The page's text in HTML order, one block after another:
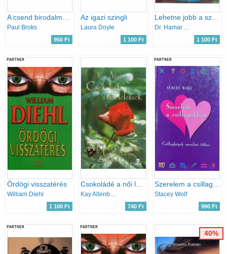
Paul Broks
950 Ft
Az igazi szingli
Laura Doyle
1 100 Ft
Lehetne jobb a szex mindkettőnknek?
1 100 Ft
PARTNER
Ördögi visszatérés
William Diehl
1 100 Ft
Csokoládé a női léleknek
Kay Allenbaugh
740 Ft
PARTNER
Szerelem a csillagokban
Stacey Wolf
990 Ft
PARTNER PARTNER
40%